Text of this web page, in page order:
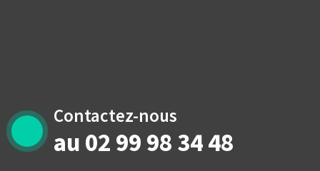
Contactez-nous
au 02 99 98 34 48